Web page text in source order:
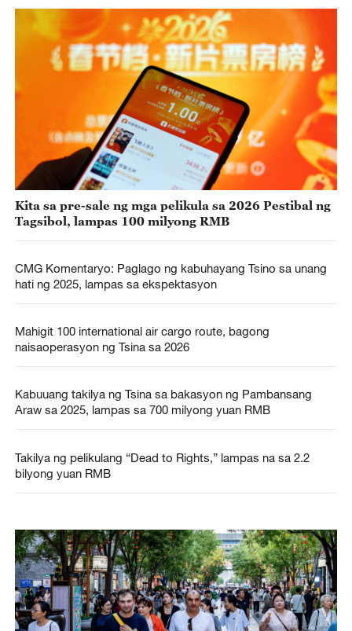
Kita sa pre-sale ng mga pelikula sa 2026 Pestibal ng
Tagsibol, lampas 100 milyong RMB
CMG Komentaryo: Paglago ng kabuhayang Tsino sa unang
hati ng 2025, lampas sa ekspektasyon
Mahigit 100 international air cargo route‌, bagong
naisaoperasyon ng Tsina sa 2026
Kabuuang takilya ng Tsina sa bakasyon ng Pambansang
Araw sa 2025, lampas sa 700 milyong yuan RMB
Takilya ng pelikulang “Dead to Rights,” lampas na sa 2.2
bilyong yuan RMB